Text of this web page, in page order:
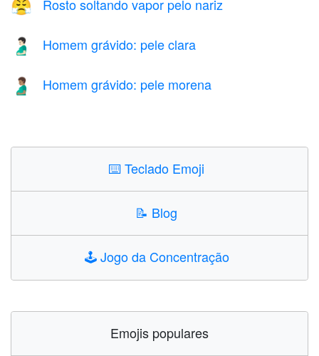
😤 Rosto soltando vapor pelo nariz
🫃🏻 Homem grávido: pele clara
🫃🏽 Homem grávido: pele morena
⌨️Teclado Emoji
📝 Blog
🕹️Jogo da Concentração
Emojis populares